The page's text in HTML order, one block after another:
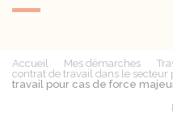
Accueil Mes démarches
contrat de travail dans le secteur
travail pour cas de force